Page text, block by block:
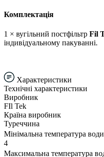
Комплектація
1 × вугільний постфільтр Fil
індивідуальному пакуванні.
Характеристики
Технічні характеристики
Виробник
FIl Tek
Країна виробник
Туреччина
Мінімальна температура
4
Максимальна температура